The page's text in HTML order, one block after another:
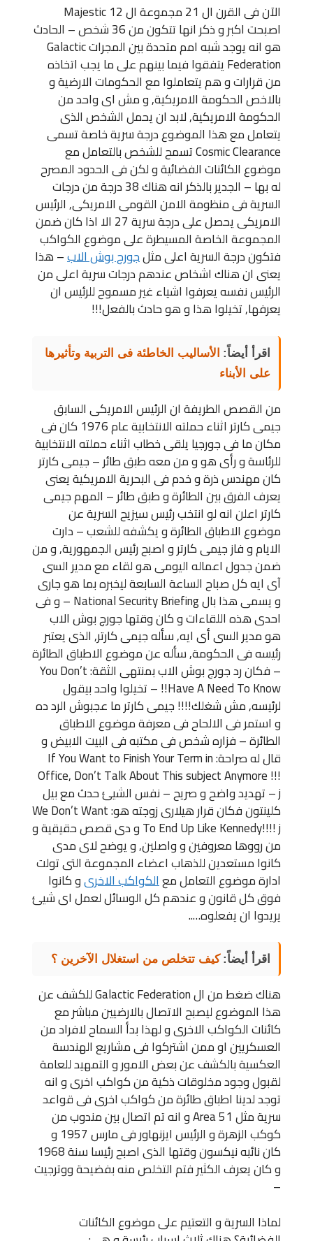
الآن فى القرن ال 21 مجموعة ال Majestic 12
اصبحت اكبر و ذكر انها تتكون من 36 شخص – الحادث
هو انه يوجد شبه امم متحدة بين المجرات Galactic
Federation يتفقوا فيما بينهم على ما يجب اتخاذه
من قرارات و هم يتعاملوا مع الحكومات الارضية و
بالاخص الحكومة الامريكية, و مش اى واحد من
الحكومة الامريكية, لابد ان يحمل الشخص الذى
يتعامل مع هذا الموضوع درجة سرية خاصة تسمى
Cosmic Clearance تسمح للشخص بالتعامل مع
موضوع الكائنات الفضائية و لكن فى الحدود المصرح
له بها – الجدير بالذكر انه هناك 38 درجة من درجات
السرية فى منظومة الامن القومى الامريكى, الرئيس
الامريكى يحصل على درجة سرية 27 الا اذا كان ضمن
المجموعة الخاصة المسيطرة على موضوع الكواكب
فتكون درجة السرية اعلى مثلجورج بوش الاب– هذا
يعنى ان هناك اشخاص عندهم درجات سرية اعلى من
الرئيس نفسه يعرفوا اشياء غير مسموح للرئيس ان
يعرفها, تخيلوا هذا و هو حادث بالفعل!!!
اقرأ أيضاً: الأساليب الخاطئة فى التربية وتأثيرها
على الأبناء
من القصص الطريفة ان الرئيس الامريكى السابق
جيمى كارتر اثناء حملته الانتخابية عام 1976 كان فى
مكان ما فى جورجيا يلقى خطاب اثناء حملته الانتخابية
للرئاسة و رأى هو و من معه طبق طائر – جيمى كارتر
كان مهندس ذرة و خدم فى البحرية الامريكية يعنى
يعرف الفرق بين الطائرة و طبق طائر – المهم جيمى
كارتر اعلن انه لو انتخب رئيس سيزيح السرية عن
موضوع الاطباق الطائرة و يكشفه للشعب – دارت
الايام و فاز جيمى كارتر و اصبح رئيس الجمهورية, و من
ضمن جدول اعماله اليومى هو لقاء مع مدير السى
آى ايه كل صباح الساعة السابعة ليخبره بما هو جارى
و يسمى هذا بال National Security Briefing – و فى
احدى هذه اللقاءات و كان وقتها جورج بوش الاب
هو مدير السى أى ايه, سأله جيمى كارتر, الذى يعتبر
رئيسه فى الحكومة, سأله عن موضوع الاطباق الطائرة
– فكان رد جورج بوش الاب بمنتهى الثقة: You Don’t
Have A Need To Know!! – تخيلوا واحد بيقول
لرئيسه, مش شغلك!!!! جيمى كارتر ما عجبوش الرد ده
و استمر فى الالحاح فى معرفة موضوع الاطباق
الطائرة – فزاره شخص فى مكتبه فى البيت الابيض و
قال له صراحة: If You Want to Finish Your Term in
Office, Don’t Talk About This subject Anymore !!!
– j تهديد واضح و صريح – نفس الشيئ حدث مع بيل
كلينتون فكان قرار هيلارى زوجته هو: We Don’t Want
To End Up Like Kennedy!!!! j و دى قصص حقيقية و
من رووها معروفين و واصلين, و يوضح لاى مدى
كانوا مستعدين للذهاب اعضاء المجموعة التى تولت
ادارة موضوع التعامل معالكواكب الاخرىو كانوا
فوق كل قانون و عندهم كل الوسائل لعمل اى شيئ
يريدوا ان يفعلوه…..
اقرأ أيضاً: كيف تتخلص من استغلال الآخرين ؟
هناك ضغط من ال Galactic Federation للكشف عن
هذا الموضوع ليصبح الاتصال بالارضيين مباشر مع
كائنات الكواكب الاخرى و لهذا بدأ السماح لافراد من
العسكريين او ممن اشتركوا فى مشاريع الهندسة
العكسية بالكشف عن بعض الامور و التمهيد للعامة
لقبول وجود مخلوقات ذكية من كواكب اخرى و انه
توجد لدينا اطباق طائرة من كواكب اخرى فى قواعد
سرية مثل Area 51 و انه تم اتصال بين مندوب من
كوكب الزهرة و الرئيس ايزنهاور فى مارس 1957 و
كان نائبه نيكسون وقتها الذى اصبح رئيسا سنة 1968
و كان يعرف الكثير فتم التخلص منه بفضيحة ووترجيت
–
لماذا السرية و التعتيم على موضوع الكائنات